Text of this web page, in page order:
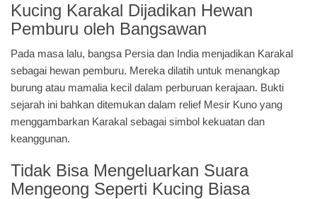
Kucing Karakal Dijadikan Hewan
Pemburu oleh Bangsawan
Pada masa lalu, bangsa Persia dan India menjadikan Karakal
sebagai hewan pemburu. Mereka dilatih untuk menangkap
burung atau mamalia kecil dalam perburuan kerajaan. Bukti
sejarah ini bahkan ditemukan dalam relief Mesir Kuno yang
menggambarkan Karakal sebagai simbol kekuatan dan
keanggunan.
Tidak Bisa Mengeluarkan Suara
Mengeong Seperti Kucing Biasa